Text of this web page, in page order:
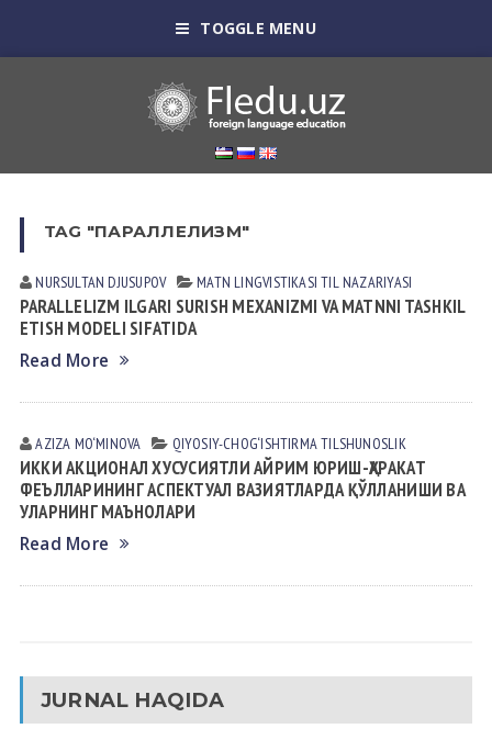
TOGGLE MENU
TAG "ПАРАЛЛЕЛИЗМ"
NURSULTAN DJUSUPOV MATN LINGVISTIKASI TIL NАZАRIYASI
PARALLELIZM ILGARI SURISH MEXANIZMI VA MATNNI TASHKIL
ETISH MODELI SIFATIDA
Read More
AZIZA MO‘MINOVA QIYOSIY-CHOG‘ISHTIRMA TILSHUNOSLIK
ИККИ АКЦИОНАЛ ХУСУСИЯТЛИ АЙРИМ ЮРИШ-ҲАРАКАТ
ФЕЪЛЛАРИНИНГ АСПЕКТУАЛ ВАЗИЯТЛАРДА ҚЎЛЛАНИШИ ВА
УЛАРНИНГ МАЪНОЛАРИ
Read More
JURNAL HAQIDA